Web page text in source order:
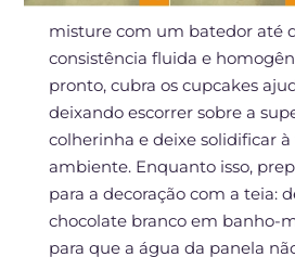
misture com um batedor até
consistência fluida e
pronto, cubra os cupcakes
deixando escorrer sobre a
colherinha e deixe solidificar
ambiente. Enquanto isso,
para a decoração com a teia:
chocolate branco em banho-
para que a água da panela